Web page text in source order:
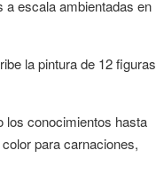
a escala ambientadas en
la pintura de 12 figuras
los conocimientos hasta
para carnaciones,